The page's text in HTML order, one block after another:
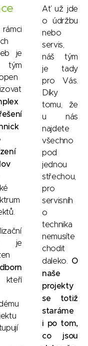
je
tým
je
, kteří
Ať už jde
o údržbu
nebo
servis,
náš tým
je tady
pro Vás.
Díky
tomu, že
u nás
najdete
všechno
pod
jednou
střechou,
pro
servisníh
o
technika
nemusíte
chodit
daleko. O
naše
projekty
se totiž
staráme
i po tom,
co jsou